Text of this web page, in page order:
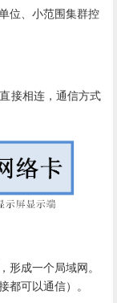
位、小范围集群控
接相连，通信方式
形成一个局域网。
都可以通信）。